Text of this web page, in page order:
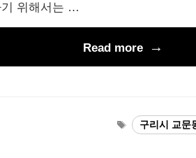
기 위해서는 …
Read more
Tags구리시 교문